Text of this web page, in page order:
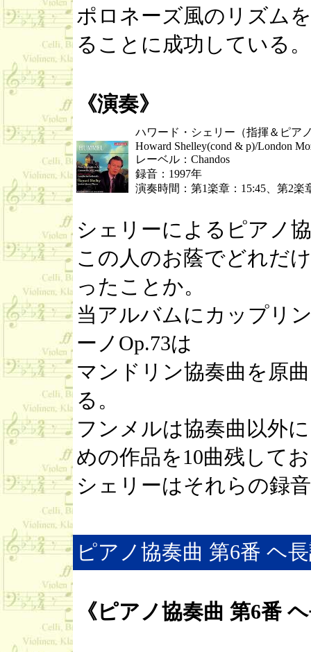
ポロネーズ風のリズム
ることに成功している。
《演奏》
ハワード・シェリー（指揮＆ピア
Howard Shelley(cond & p)/London
レーベル：Chandos
録音：1997年
演奏時間：第1楽章：15:45、第2楽
シェリーによるピアノ
この人のお蔭でどれだ
ったことか。
当アルバムにカップリ
ーノOp.73は
マンドリン協奏曲を原
る。
フンメルは協奏曲以外
めの作品を10曲残して
シェリーはそれらの録
ピアノ協奏曲 第6番 ヘ長
《ピアノ協奏曲 第6番